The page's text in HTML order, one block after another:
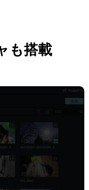
も搭載